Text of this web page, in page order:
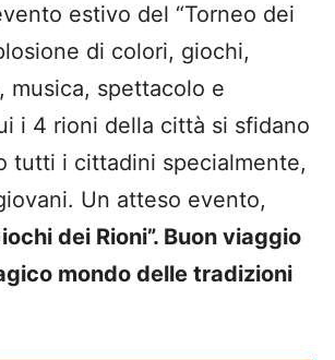
estivo del “Torneo dei
di colori, giochi,
musica, spettacolo e
i 4 rioni della città si sfidano
tutti i cittadini specialmente,
Un atteso evento,
dei Rioni”. Buon viaggio
mondo delle tradizioni